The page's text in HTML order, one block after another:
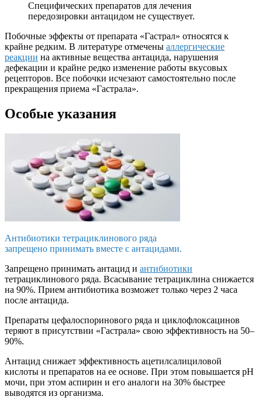
Специфических препаратов для лечения
передозировки антацидом не существует.
Побочные эффекты от препарата «Гастрал» относятся к
крайне редким. В литературе отмечены аллергические
реакции на активные вещества антацида, нарушения
дефекации и крайне редко изменение работы вкусовых
рецепторов. Все побочки исчезают самостоятельно после
прекращения приема «Гастрала».
Особые указания
Антибиотики тетрациклинового ряда
запрещено принимать вместе с антацидами.
Запрещено принимать антацид и антибиотики
тетрациклинового ряда. Всасывание тетрациклина снижается
на 90%. Прием антибиотика возможет только через 2 часа
после антацида.
Препараты цефалоспоринового ряда и циклофлоксацинов
теряют в присутствии «Гастрала» свою эффективность на 50–
90%.
Антацид снижает эффективность ацетилсалициловой
кислоты и препаратов на ее основе. При этом повышается рН
мочи, при этом аспирин и его аналоги на 30% быстрее
выводятся из организма.